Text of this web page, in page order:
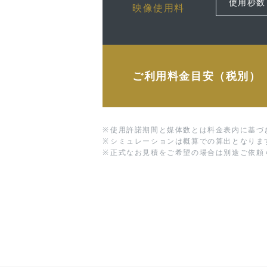
映像使用料
ご利用料金目安（税別）
※ 使用許諾期間と媒体数とは料金表内に基づ
※ シミュレーションは概算での算出となりま
※ 正式なお見積をご希望の場合は別途ご依頼